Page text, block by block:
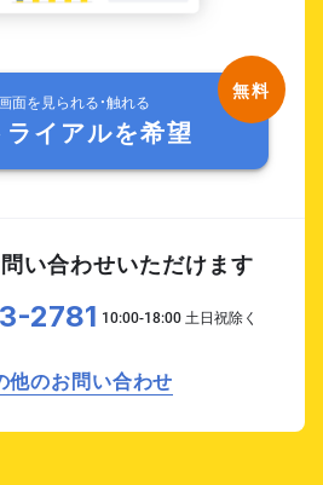
面を見られる・触れる
ライアルを希望
い合わせいただけます
2781
他のお問い合わせ